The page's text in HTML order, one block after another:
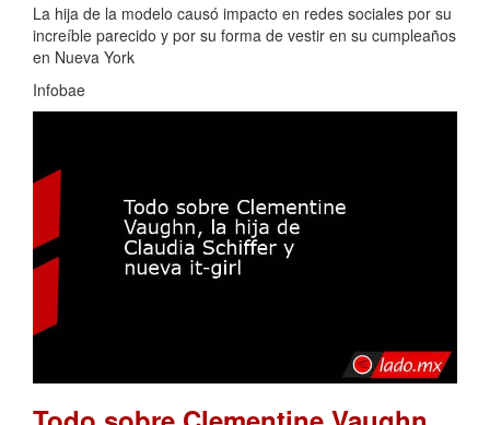
La hija de la modelo causó impacto en redes sociales por su
increíble parecido y por su forma de vestir en su cumpleaños
en Nueva York
Infobae